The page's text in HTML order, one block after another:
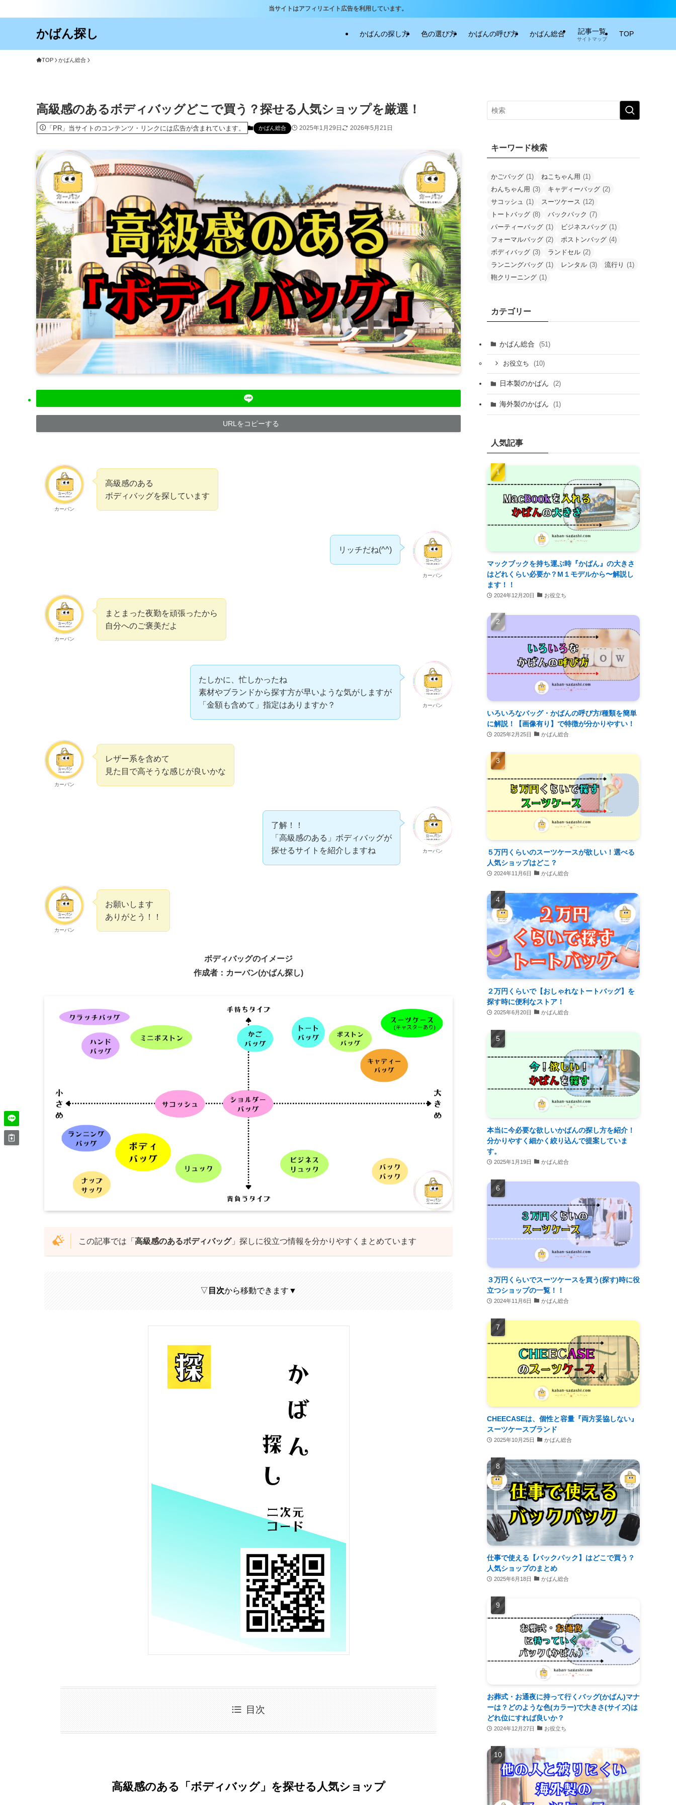
当サイトはアフィリエイト広告を利用しています。
かばん探し かばんの探し方 色の選び方 かばんの呼び方 かばん総合 記事一覧
サイトマップ
TOP
TOP かばん総合
高級感のあるボディバッグどこで買う？探せる人気ショップを厳選！
「PR」当サイトのコンテンツ・リンクには広告が含まれています。 かばん総合 2025年1月29日 2026年5月21日
URLをコピーする
カーバン
高級感のある
ボディバッグを探しています
カーバン
リッチだね(^^)
カーバン
まとまった夜勤を頑張ったから
自分へのご褒美だよ
カーバン
たしかに、忙しかったね
素材やブランドから探す方が早いような気がしますが
「金額も含めて」指定はありますか？
カーバン
レザー系を含めて
見た目で高そうな感じが良いかな
カーバン
了解！！
「高級感のある」ボディバッグが
探せるサイトを紹介しますね
カーバン
お願いします
ありがとう！！
ボディバッグのイメージ
作成者：カーバン(かばん探し)
この記事では「 高級感のあるボディバッグ」探しに役立つ情報を分かりやすくまとめています
▽ 目次から移動できます▼
目次
高級感のある「ボディバッグ」を探せる人気ショップ
キーワード検索
かごバッグ (1) ねこちゃん用 (1)
わんちゃん用 (3) キャディーバッグ (2)
サコッシュ (1) スーツケース (12)
トートバッグ (8) バックパック (7)
パーティーバッグ (1) ビジネスバッグ (1)
フォーマルバッグ (2) ボストンバッグ (4)
ボディバッグ (3) ランドセル (2)
ランニングバッグ (1) レンタル (3) 流行り (1)
鞄クリーニング (1)
カテゴリー
かばん総合 (51)
お役立ち (10)
日本製のかばん (2)
海外製のかばん (1)
人気記事
マックブックを持ち運ぶ時『かばん』の大きさ
はどれくらい必要か？M１モデルから〜解説し
ます！！
2024年12月20日 お役立ち
いろいろなバッグ・かばんの呼び方/種類を簡単
に解説！【画像有り】で特徴が分かりやすい！
2025年2月25日 かばん総合
５万円くらいのスーツケースが欲しい！選べる
人気ショップはどこ？
2024年11月6日 かばん総合
２万円くらいで【おしゃれなトートバッグ】を
探す時に便利なストア！
2025年6月20日 かばん総合
本当に今必要な欲しいかばんの探し方を紹介！
分かりやすく細かく絞り込んで提案していま
す。
2025年1月19日 かばん総合
３万円くらいでスーツケースを買う(探す)時に役
立つショップの一覧！！
2024年11月6日 かばん総合
CHEECASEは、個性と容量『両方妥協しない』
スーツケースブランド
2025年10月25日 かばん総合
仕事で使える【バックパック】はどこで買う？
人気ショップのまとめ
2025年6月18日 かばん総合
お葬式・お通夜に持って行くバッグ(かばん)マナ
ーは？どのような色(カラー)で大きさ(サイズ)は
どれ位にすれば良いか？
2024年12月27日 お役立ち